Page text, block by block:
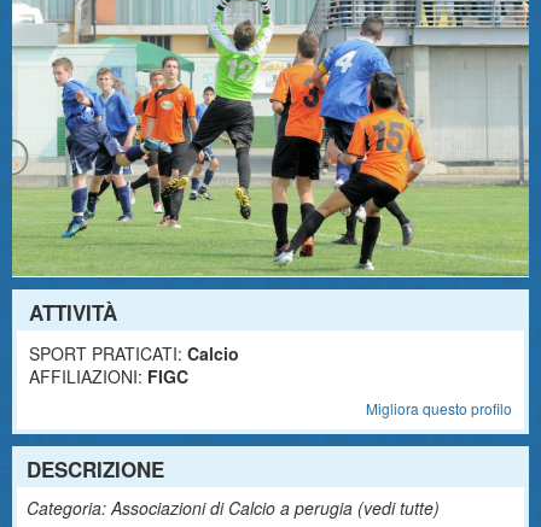
ATTIVITÀ
SPORT PRATICATI: Calcio
AFFILIAZIONI: FIGC
Migliora questo profilo
DESCRIZIONE
Categoria: Associazioni di Calcio a perugia (vedi tutte)